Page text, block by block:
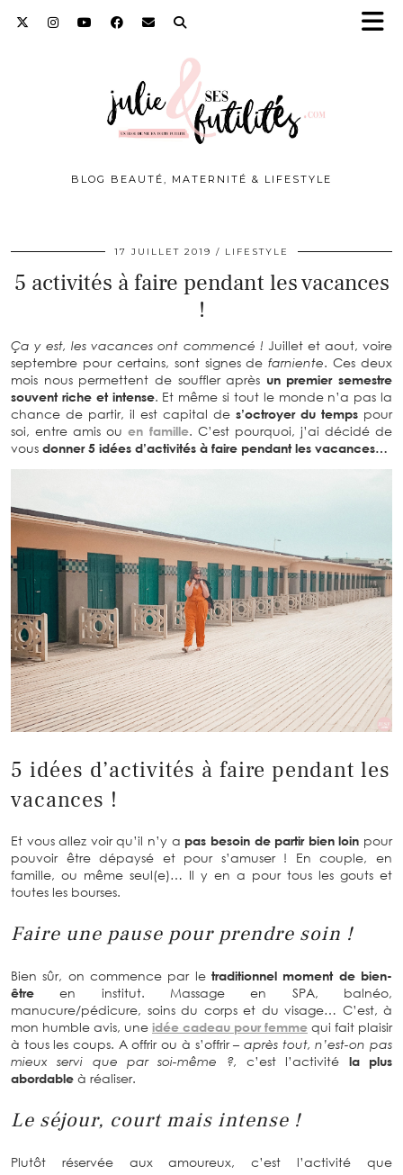
BLOG BEAUTÉ, MATERNITÉ & LIFESTYLE
17 JUILLET 2019 LIFESTYLE
5 activités à faire pendant les vacances
!
Ça y est, les vacances ont commencé ! Juillet et aout, voire
septembre pour certains, sont signes defarniente. Ces deux
mois nous permettent de souffler après un premier semestre
souvent riche et intense. Et même si tout le monde n’a pas la
chance de partir, il est capital de s’octroyer du temps pour
soi, entre amis ouen famille. C’est pourquoi, j’ai décidé de
vous donner 5 idées d’activités à faire pendant les vacances…
5 idées d’activités à faire pendant les
vacances !
Et vous allez voir qu’il n’y a pas besoin de partir bien loin pour
pouvoir être dépaysé et pour s’amuser ! En couple, en
famille, ou même seul(e)… Il y en a pour tous les gouts et
toutes les bourses.
Faire une pause pour prendre soin !
Bien sûr, on commence par le traditionnel moment de bien-
être en institut. Massage en SPA, balnéo,
manucure/pédicure, soins du corps et du visage… C’est, à
mon humble avis, une idée cadeau pour femme qui fait plaisir
à tous les coups. A offrir ou à s’offrir– après tout, n’est-on pas
mieux servi que par soi-même ?, c’est l’activité la plus
abordable à réaliser.
Le séjour, court mais intense !
Plutôt réservée aux amoureux, c’est l’activité que